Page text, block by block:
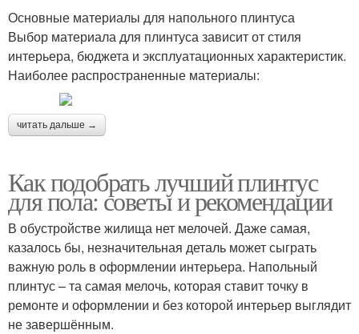
Основные материалы для напольного плинтуса
Выбор материала для плинтуса зависит от стиля
интерьера, бюджета и эксплуатационных характеристик.
Наиболее распространенные материалы:
читать дальше →
Как подобрать лучший плинтус
для пола: советы и рекомендации
В обустройстве жилища нет мелочей. Даже самая,
казалось бы, незначительная деталь может сыграть
важную роль в оформлении интерьера. Напольный
плинтус – та самая мелочь, которая ставит точку в
ремонте и оформлении и без которой интерьер выглядит
не завершённым.